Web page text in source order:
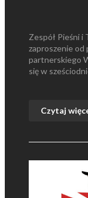
Zespół Pieśni i
zaproszenie od
partnerskiego
się w
Czytaj